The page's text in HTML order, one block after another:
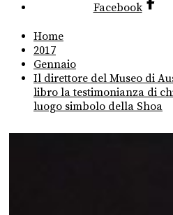
Facebook
Home
2017
Gennaio
Il direttore del Museo di
libro la testimonianza di
luogo simbolo della Shoa